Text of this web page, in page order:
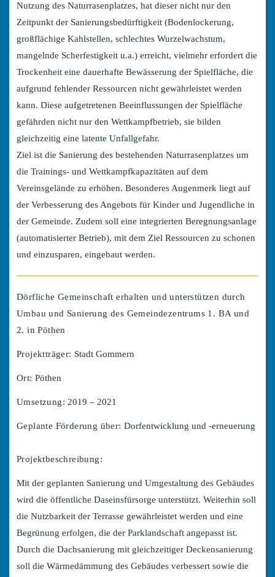
Nutzung des Naturrasenplatzes, hat dieser nicht nur den
Zeitpunkt der Sanierungsbedürftigkeit (Bodenlockerung,
großflächige Kahlstellen, schlechtes Wurzelwachstum,
mangelnde Scherfestigkeit u.a.) erreicht, vielmehr erfordert die
Trockenheit eine dauerhafte Bewässerung der Spielfläche, die
aufgrund fehlender Ressourcen nicht gewährleistet werden
kann. Diese aufgetretenen Beeinflussungen der Spielfläche
gefährden nicht nur den Wettkampfbetrieb, sie bilden
gleichzeitig eine latente Unfallgefahr.
Ziel ist die Sanierung des bestehenden Naturrasenplatzes um
die Trainings- und Wettkampfkapazitäten auf dem
Vereinsgelände zu erhöhen. Besonderes Augenmerk liegt auf
der Verbesserung des Angebots für Kinder und Jugendliche in
der Gemeinde. Zudem soll eine integrierten Beregnungsanlage
(automatisierter Betrieb), mit dem Ziel Ressourcen zu schonen
und einzusparen, eingebaut werden.
Dörfliche Gemeinschaft erhalten und unterstützen durch
Umbau und Sanierung des Gemeindezentrums 1. BA und
2. in Pöthen
Projektträger: Stadt Gommern
Ort: Pöthen
Umsetzung: 2019 – 2021
Geplante Förderung über: Dorfentwicklung und -erneuerung
Projektbeschreibung:
Mit der geplanten Sanierung und Umgestaltung des Gebäudes
wird die öffentliche Daseinsfürsorge unterstützt. Weiterhin soll
die Nutzbarkeit der Terrasse gewährleistet werden und eine
Begrünung erfolgen, die der Parklandschaft angepasst ist.
Durch die Dachsanierung mit gleichzeitiger Deckensanierung
soll die Wärmedämmung des Gebäudes verbessert sowie die